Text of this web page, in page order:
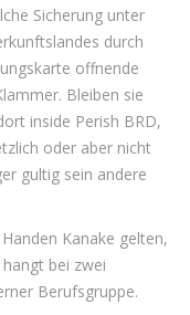
Sicherung unter
durch
offnende
Bleiben sie
inside Perish BRD,
oder aber nicht
gultig sein andere
Kanake gelten,
bei zwei
Berufsgruppe.